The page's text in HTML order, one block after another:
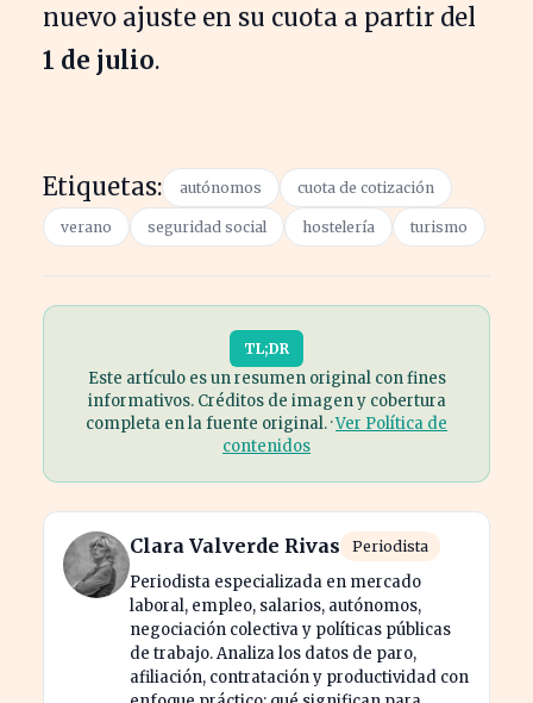
nuevo ajuste en su cuota a partir del
1 de julio.
Etiquetas: autónomos cuota de cotización
verano seguridad social hostelería turismo
TL;DR
Este artículo es un resumen original con fines
informativos. Créditos de imagen y cobertura
completa en la fuente original. ·Ver Política de
contenidos
Clara Valverde Rivas Periodista
Periodista especializada en mercado
laboral, empleo, salarios, autónomos,
negociación colectiva y políticas públicas
de trabajo. Analiza los datos de paro,
afiliación, contratación y productividad con